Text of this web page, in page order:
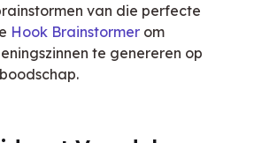
van die perfecte
Hook Brainstormer om
te genereren op